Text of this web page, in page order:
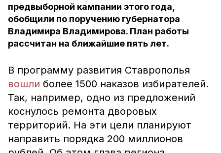
предвыборной кампании этого года,
обобщили по поручению губернатора
Владимира Владимирова. План работы
рассчитан на ближайшие пять лет.
В программу развития Ставрополья
вошли более 1500 наказов избирателей.
Так, например, одно из предложений
коснулось ремонта дворовых
территорий. На эти цели планируют
направить порядка 200 миллионов